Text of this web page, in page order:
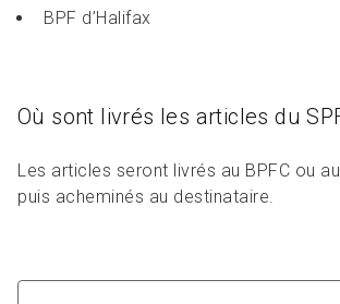
BPF d’Halifax
Où sont livrés les articles du
Les articles seront livrés au BPFC ou
puis acheminés au destinataire.